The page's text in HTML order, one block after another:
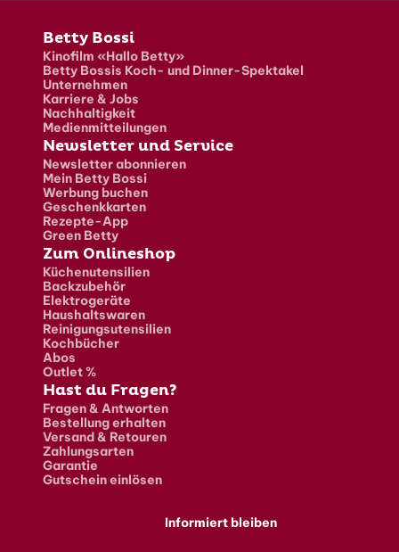
Fusszeile
Betty Bossi
Kinofilm «Hallo Betty»
Betty Bossis Koch- und Dinner-Spektakel
Unternehmen
Karriere & Jobs
Nachhaltigkeit
Medienmitteilungen
Newsletter und Service
Newsletter abonnieren
Mein Betty Bossi
Werbung buchen
Geschenkkarten
Rezepte-App
Green Betty
Zum Onlineshop
Küchenutensilien
Backzubehör
Elektrogeräte
Haushaltswaren
Reinigungsutensilien
Kochbücher
Abos
Outlet %
Hast du Fragen?
Fragen & Antworten
Bestellung erhalten
Versand & Retouren
Zahlungsarten
Garantie
Gutschein einlösen
Informiert bleiben